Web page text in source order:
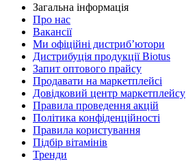
Загальна інформація
Про нас
Вакансії
Ми офіційні дистриб’ютори
Дистрибуція продукції Biotus
Запит оптового прайсу
Продавати на маркетплейсі
Довідковий центр маркетплейсу
Правила проведення акцій
Політика конфіденційності
Правила користування
Підбір вітамінів
Тренди